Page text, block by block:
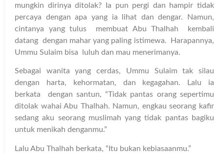
mungkin dirinya ditolak? Ia pun pergi dan hampir tidak
percaya dengan apa yang ia lihat dan dengar. Namun,
cintanya yang tulus membuat Abu Thalhah kembali
datang dengan mahar yang paling istimewa. Harapannya,
Ummu Sulaim bisa luluh dan mau menerimanya.
Sebagai wanita yang cerdas, Ummu Sulaim tak silau
dengan harta, kehormatan, dan kegagahan. Lalu ia
berkata dengan santun, “Tidak pantas orang sepertimu
ditolak wahai Abu Thalhah. Namun, engkau seorang kafir
sedang aku seorang muslimah yang tidak pantas bagiku
untuk menikah denganmu.”
Lalu Abu Thalhah berkata, “Itu bukan kebiasaanmu.”